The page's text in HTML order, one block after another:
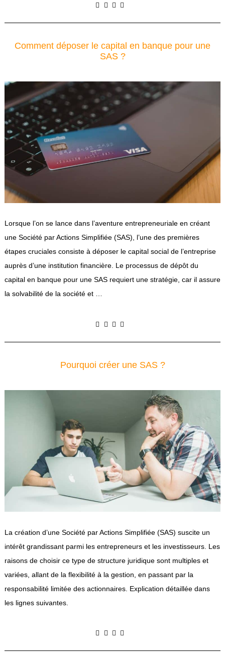
Comment déposer le capital en banque pour une
SAS ?
Lorsque l’on se lance dans l’aventure entrepreneuriale en créant
une Société par Actions Simplifiée (SAS), l’une des premières
étapes cruciales consiste à déposer le capital social de l’entreprise
auprès d’une institution financière. Le processus de dépôt du
capital en banque pour une SAS requiert une stratégie, car il assure
la solvabilité de la société et …
Pourquoi créer une SAS ?
La création d’une Société par Actions Simplifiée (SAS) suscite un
intérêt grandissant parmi les entrepreneurs et les investisseurs. Les
raisons de choisir ce type de structure juridique sont multiples et
variées, allant de la flexibilité à la gestion, en passant par la
responsabilité limitée des actionnaires. Explication détaillée dans
les lignes suivantes.